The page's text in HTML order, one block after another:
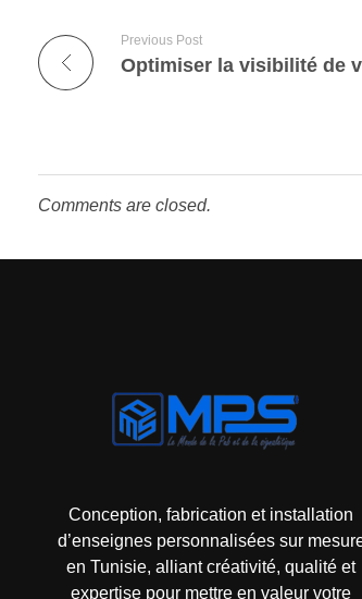
Previous Post
Comments are closed.
Conception, fabrication et installation
d’enseignes personnalisées sur
en Tunisie, alliant créativité, qualité et
expertise pour mettre en valeur votre